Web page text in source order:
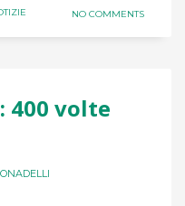
NO COMMENTS
400 volte